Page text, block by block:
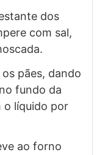
dos
com sal,
pães, dando
fundo da
o líquido por
ao forno